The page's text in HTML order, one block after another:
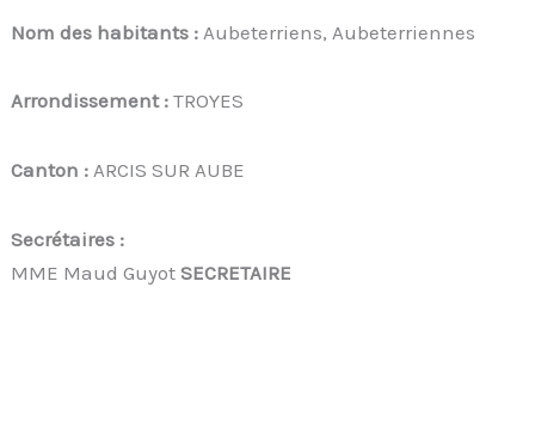
Nom des habitants : Aubeterriens, Aubeterriennes
Arrondissement :TROYES
Canton :ARCIS SUR AUBE
Secrétaires :
MME Maud GuyotSECRETAIRE